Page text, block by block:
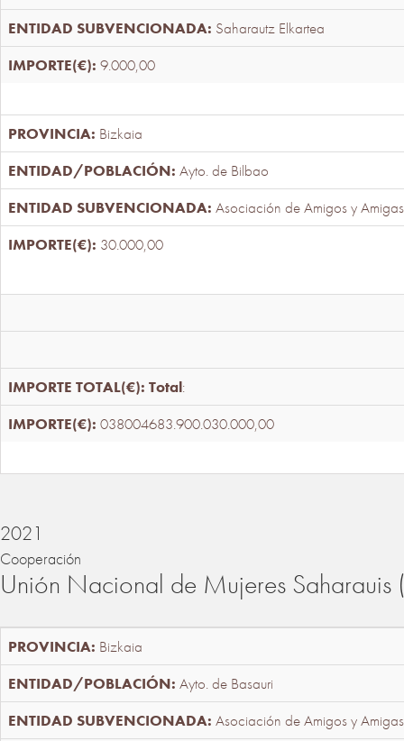
Saharautz Elkartea
9.000,00
Bizkaia
Ayto. de Bilbao
Asociación de Amigos y
30.000,00
Total:
038004683.900.030.000,00
2021
Cooperación
Unión Nacional de Mujeres
Bizkaia
Ayto. de Basauri
Asociación de Amigos y